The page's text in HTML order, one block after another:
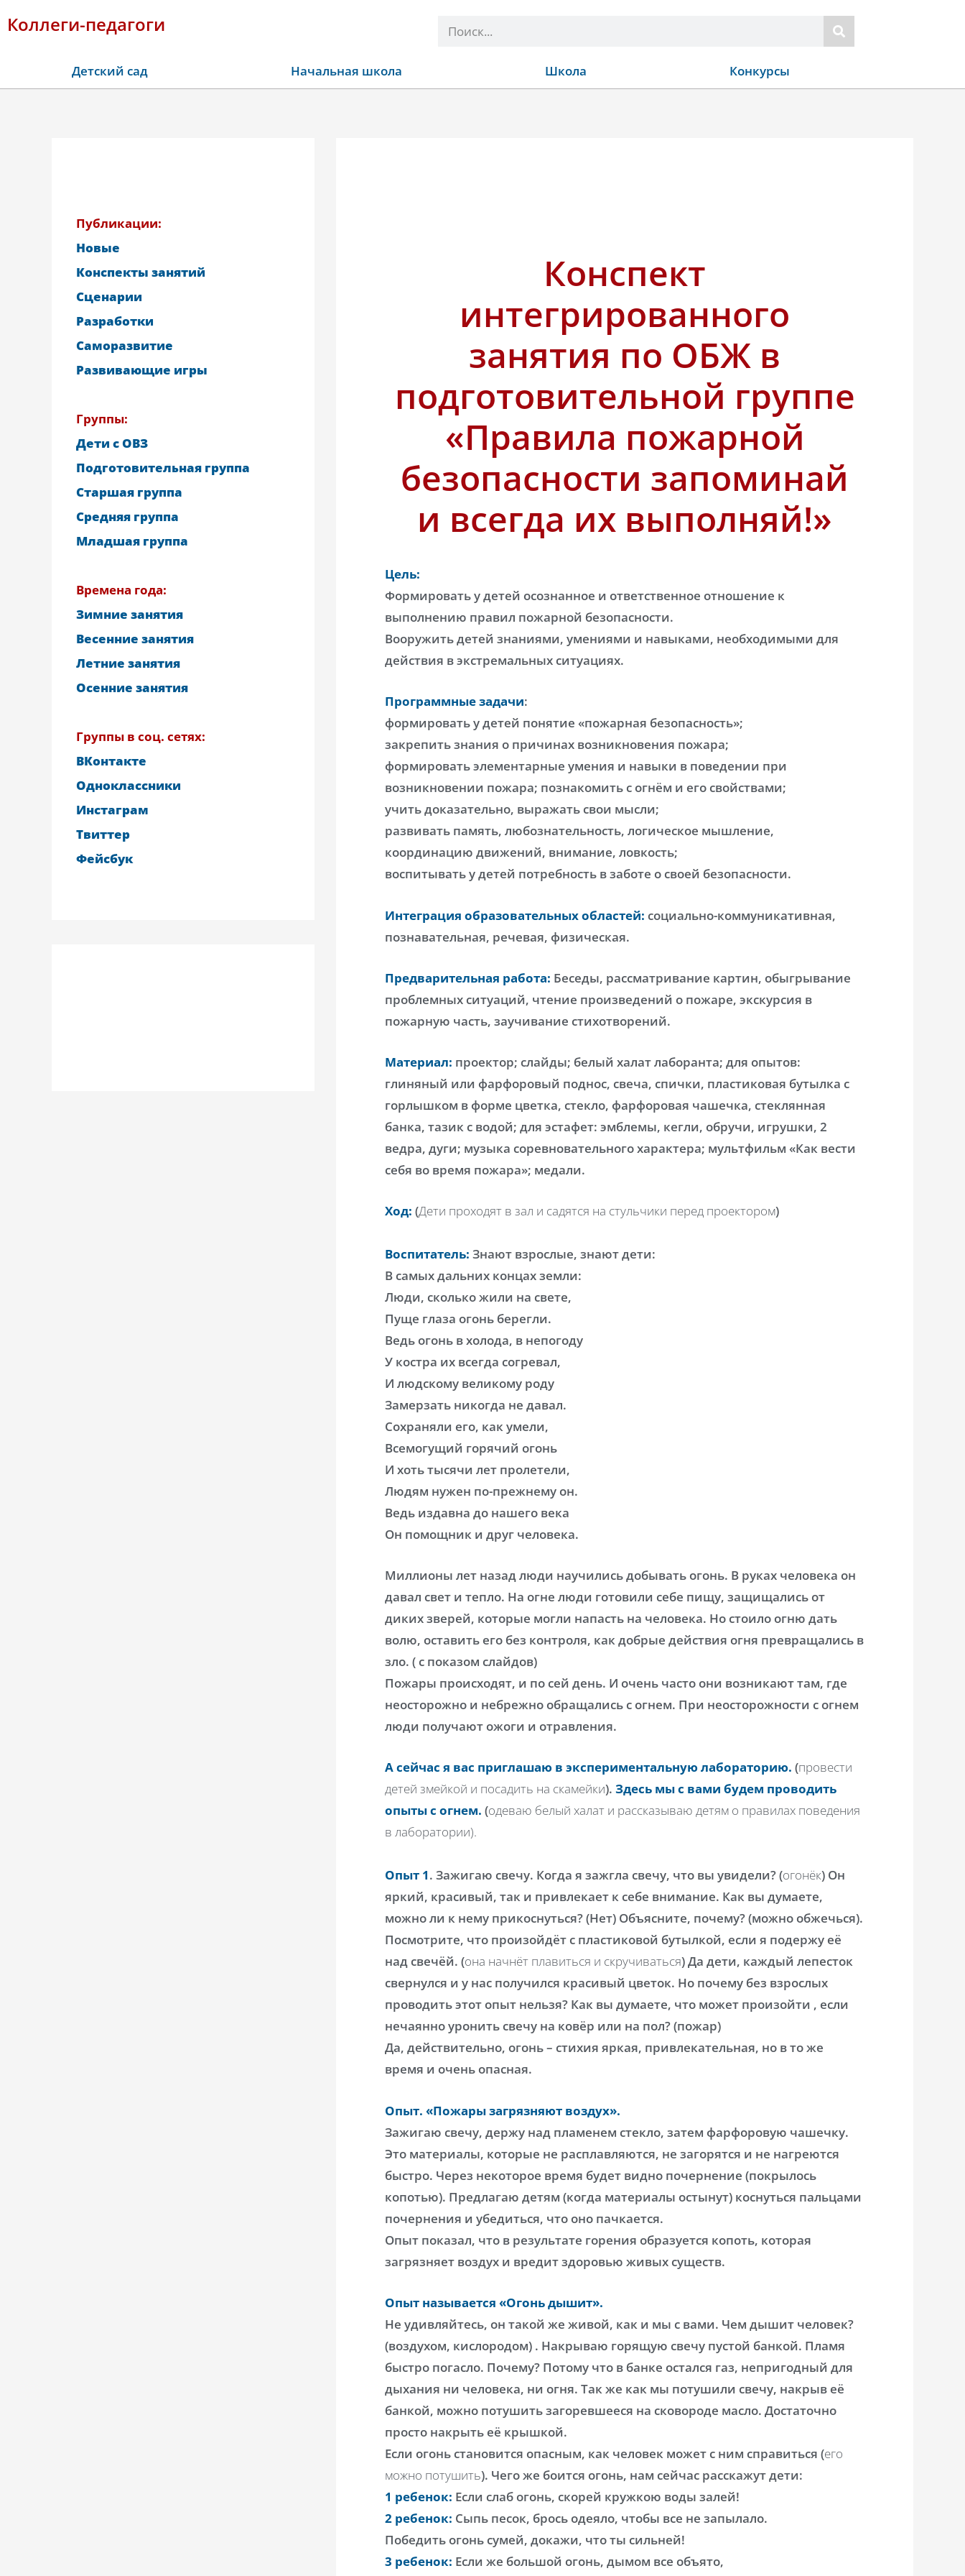
Коллеги-педагоги Поиск
Детский сад Начальная школа Школа Конкурсы
Публикации:
Новые
Конспекты занятий
Сценарии
Разработки
Саморазвитие
Развивающие игры
Группы:
Дети с ОВЗ
Подготовительная группа
Старшая группа
Средняя группа
Младшая группа
Времена года:
Зимние занятия
Весенние занятия
Летние занятия
Осенние занятия
Группы в соц. сетях:
ВКонтакте
Одноклассники
Инстаграм
Твиттер
Фейсбук
Конспект
интегрированного
занятия по ОБЖ в
подготовительной группе
«Правила пожарной
безопасности запоминай
и всегда их выполняй!»
Цель:
Формировать у детей осознанное и ответственное отношение к
выполнению правил пожарной безопасности.
Вооружить детей знаниями, умениями и навыками, необходимыми для
действия в экстремальных ситуациях.
Программные задачи:
формировать у детей понятие «пожарная безопасность»;
закрепить знания о причинах возникновения пожара;
формировать элементарные умения и навыки в поведении при
возникновении пожара; познакомить с огнём и его свойствами;
учить доказательно, выражать свои мысли;
развивать память, любознательность, логическое мышление,
координацию движений, внимание, ловкость;
воспитывать у детей потребность в заботе о своей безопасности.
Интеграция образовательных областей: социально-коммуникативная,
познавательная, речевая, физическая.
Предварительная работа: Беседы, рассматривание картин, обыгрывание
проблемных ситуаций, чтение произведений о пожаре, экскурсия в
пожарную часть, заучивание стихотворений.
Материал: проектор; слайды; белый халат лаборанта; для опытов:
глиняный или фарфоровый поднос, свеча, спички, пластиковая бутылка с
горлышком в форме цветка, стекло, фарфоровая чашечка, стеклянная
банка, тазик с водой; для эстафет: эмблемы, кегли, обручи, игрушки, 2
ведра, дуги; музыка соревновательного характера; мультфильм «Как вести
себя во время пожара»; медали.
Ход: (Дети проходят в зал и садятся на стульчики перед проектором)
Воспитатель: Знают взрослые, знают дети:
В самых дальних концах земли:
Люди, сколько жили на свете,
Пуще глаза огонь берегли.
Ведь огонь в холода, в непогоду
У костра их всегда согревал,
И людскому великому роду
Замерзать никогда не давал.
Сохраняли его, как умели,
Всемогущий горячий огонь
И хоть тысячи лет пролетели,
Людям нужен по-прежнему он.
Ведь издавна до нашего века
Он помощник и друг человека.
Миллионы лет назад люди научились добывать огонь. В руках человека он
давал свет и тепло. На огне люди готовили себе пищу, защищались от
диких зверей, которые могли напасть на человека. Но стоило огню дать
волю, оставить его без контроля, как добрые действия огня превращались в
зло. ( с показом слайдов)
Пожары происходят, и по сей день. И очень часто они возникают там, где
неосторожно и небрежно обращались с огнем. При неосторожности с огнем
люди получают ожоги и отравления.
А сейчас я вас приглашаю в экспериментальную лабораторию. (провести
детей змейкой и посадить на скамейки). Здесь мы с вами будем проводить
опыты с огнем. (одеваю белый халат и рассказываю детям о правилах поведения
в лаборатории).
Опыт 1. Зажигаю свечу. Когда я зажгла свечу, что вы увидели? (огонёк) Он
яркий, красивый, так и привлекает к себе внимание. Как вы думаете,
можно ли к нему прикоснуться? (Нет) Объясните, почему? (можно обжечься).
Посмотрите, что произойдёт с пластиковой бутылкой, если я подержу её
над свечёй. (она начнёт плавиться и скручиваться) Да дети, каждый лепесток
свернулся и у нас получился красивый цветок. Но почему без взрослых
проводить этот опыт нельзя? Как вы думаете, что может произойти , если
нечаянно уронить свечу на ковёр или на пол? (пожар)
Да, действительно, огонь – стихия яркая, привлекательная, но в то же
время и очень опасная.
Опыт. «Пожары загрязняют воздух».
Зажигаю свечу, держу над пламенем стекло, затем фарфоровую чашечку.
Это материалы, которые не расплавляются, не загорятся и не нагреются
быстро. Через некоторое время будет видно почернение (покрылось
копотью). Предлагаю детям (когда материалы остынут) коснуться пальцами
почернения и убедиться, что оно пачкается.
Опыт показал, что в результате горения образуется копоть, которая
загрязняет воздух и вредит здоровью живых существ.
Опыт называется «Огонь дышит».
Не удивляйтесь, он такой же живой, как и мы с вами. Чем дышит человек?
(воздухом, кислородом) . Накрываю горящую свечу пустой банкой. Пламя
быстро погасло. Почему? Потому что в банке остался газ, непригодный для
дыхания ни человека, ни огня. Так же как мы потушили свечу, накрыв её
банкой, можно потушить загоревшееся на сковороде масло. Достаточно
просто накрыть её крышкой.
Если огонь становится опасным, как человек может с ним справиться (его
можно потушить). Чего же боится огонь, нам сейчас расскажут дети:
1 ребенок: Если слаб огонь, скорей кружкою воды залей!
2 ребенок: Сыпь песок, брось одеяло, чтобы все не запылало.
Победить огонь сумей, докажи, что ты сильней!
3 ребенок: Если же большой огонь, дымом все объято,